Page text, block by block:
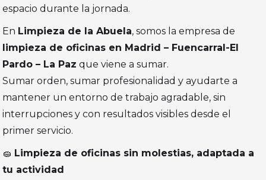
espacio durante la jornada.
En Limpieza de la Abuela, somos la empresa de
limpieza de oficinas en Madrid – Fuencarral-El
Pardo – La Paz que viene a sumar.
Sumar orden, sumar profesionalidad y ayudarte a
mantener un entorno de trabajo agradable, sin
interrupciones y con resultados visibles desde el
primer servicio.
🧽 Limpieza de oficinas sin molestias, adaptada a
tu actividad